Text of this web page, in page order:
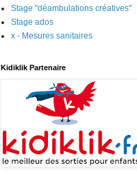
Stage "déambulations créatives"
Stage ados
x - Mesures sanitaires
Kidiklik Partenaire